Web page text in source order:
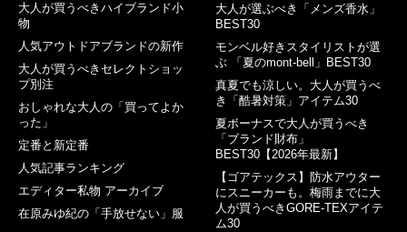
大人が買うべきハイブランド小
物
人気アウトドアブランドの新作
大人が買うべきセレクトショッ
プ別注
おしゃれな大人の「買ってよか
った」
定番と新定番
人気記事ランキング
エディター私物 アーカイブ
在原みゆ紀の「手放せない」服
大人が選ぶべき「メンズ香水」
BEST30
モンベル好きスタイリストが選
ぶ 「夏のmont-bell」BEST30
真夏でも涼しい。大人が買うべ
き「酷暑対策」アイテム30
夏ボーナスで大人が買うべき
「ブランド財布」
BEST30【2026年最新】
【ゴアテックス】防水アウター
にスニーカーも。梅雨までに大
人が買うべきGORE-TEXアイテ
ム30